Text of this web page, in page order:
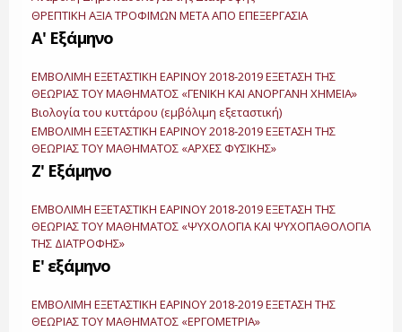
ΘΡΕΠΤΙΚΗ ΑΞΙΑ ΤΡΟΦΙΜΩΝ ΜΕΤΑ ΑΠΟ ΕΠΕΞΕΡΓΑΣΙΑ
Α' Εξάμηνο
ΕΜΒΟΛΙΜΗ ΕΞΕΤΑΣΤΙΚΗ ΕΑΡΙΝΟΥ 2018-2019 ΕΞΕΤΑΣΗ ΤΗΣ
ΘΕΩΡΙΑΣ ΤΟΥ ΜΑΘΗΜΑΤΟΣ «ΓΕΝΙΚΗ ΚΑΙ ΑΝΟΡΓΑΝΗ ΧΗΜΕΙΑ»
Βιολογία του κυττάρου (εμβόλιμη εξεταστική)
ΕΜΒΟΛΙΜΗ ΕΞΕΤΑΣΤΙΚΗ ΕΑΡΙΝΟΥ 2018-2019 ΕΞΕΤΑΣΗ ΤΗΣ
ΘΕΩΡΙΑΣ ΤΟΥ ΜΑΘΗΜΑΤΟΣ «ΑΡΧΕΣ ΦΥΣΙΚΗΣ»
Ζ' Εξάμηνο
ΕΜΒΟΛΙΜΗ ΕΞΕΤΑΣΤΙΚΗ ΕΑΡΙΝΟΥ 2018-2019 ΕΞΕΤΑΣΗ ΤΗΣ
ΘΕΩΡΙΑΣ ΤΟΥ ΜΑΘΗΜΑΤΟΣ «ΨΥΧΟΛΟΓΙΑ ΚΑΙ ΨΥΧΟΠΑΘΟΛΟΓΙΑ
ΤΗΣ ΔΙΑΤΡΟΦΗΣ»
Ε' εξάμηνο
ΕΜΒΟΛΙΜΗ ΕΞΕΤΑΣΤΙΚΗ ΕΑΡΙΝΟΥ 2018-2019 ΕΞΕΤΑΣΗ ΤΗΣ
ΘΕΩΡΙΑΣ ΤΟΥ ΜΑΘΗΜΑΤΟΣ «ΕΡΓΟΜΕΤΡΙΑ»